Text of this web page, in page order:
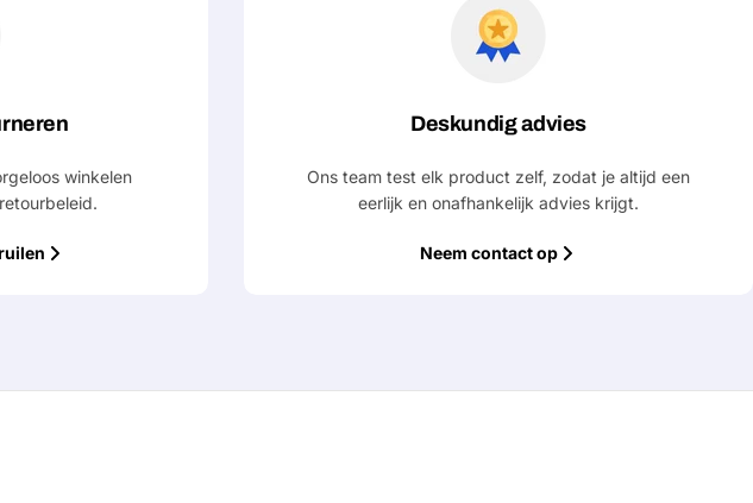
winkelen
Deskundig advies
Ons team test elk product zelf, zodat je altijd een
eerlijk en onafhankelijk advies krijgt.
Neem contact op